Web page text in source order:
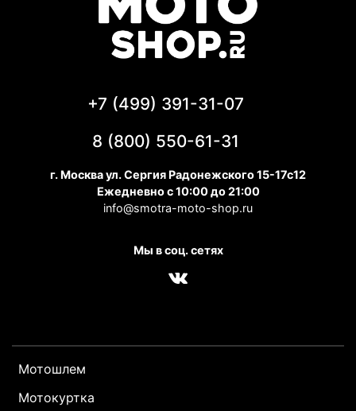
Мотошлем
Мотокуртка
+7 (499) 391-31-07
8 (800) 550-61-31
г. Москва ул. Сергия Радонежского 15-17с12
Ежедневно с 10:00 до 21:00
info@smotra-moto-shop.ru
Мы в соц. сетях